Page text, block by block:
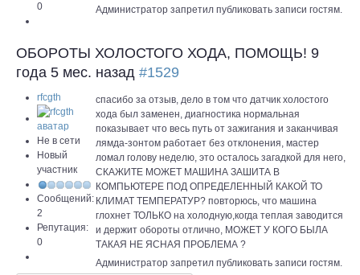
0
Администратор запретил публиковать записи гостям.
ОБОРОТЫ ХОЛОСТОГО ХОДА, ПОМОЩЬ! 9
года 5 мес. назад #1529
rfcgth
Не в сети
Новый
участник
Сообщений:
2
Репутация:
0
спасибо за отзыв, дело в том что датчик холостого
хода был заменен, диагностика нормальная
показывает что весь путь от зажигания и заканчивая
лямда-зонтом работает без отклонения, мастер
ломал голову неделю, это осталось загадкой для него,
СКАЖИТЕ МОЖЕТ МАШИНА ЗАШИТА В
КОМПЬЮТЕРЕ ПОД ОПРЕДЕЛЕННЫЙ КАКОЙ ТО
КЛИМАТ ТЕМПЕРАТУР? повторюсь, что машина
глохнет ТОЛЬКО на холодную,когда теплая заводится
и держит обороты отлично, МОЖЕТ У КОГО БЫЛА
ТАКАЯ НЕ ЯСНАЯ ПРОБЛЕМА ?
Администратор запретил публиковать записи гостям.